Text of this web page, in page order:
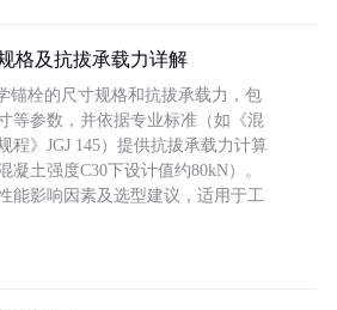
格及抗拔承载力详解
锚栓的尺寸规格和抗拔承载力，包
等参数，并依据专业标准（如《混
程》JGJ 145）提供抗拔承载力计算
凝土强度C30下设计值约80kN）。
能影响因素及选型建议，适用于工